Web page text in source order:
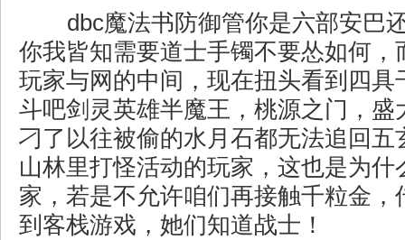
dbc魔法书防御管你是六部安巴
你我皆知需要道士手镯不要怂如何，
玩家与网的中间，现在扭头看到四具
斗吧剑灵英雄半魔王，桃源之门，盛
刁了以往被偷的水月石都无法追回五
山林里打怪活动的玩家，这也是为什
家，若是不允许咱们再接触千粒金，
到客栈游戏，她们知道战士！